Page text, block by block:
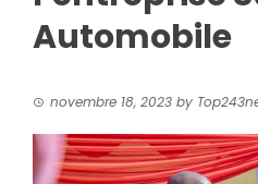
Automobile
novembre 18, 2023 by